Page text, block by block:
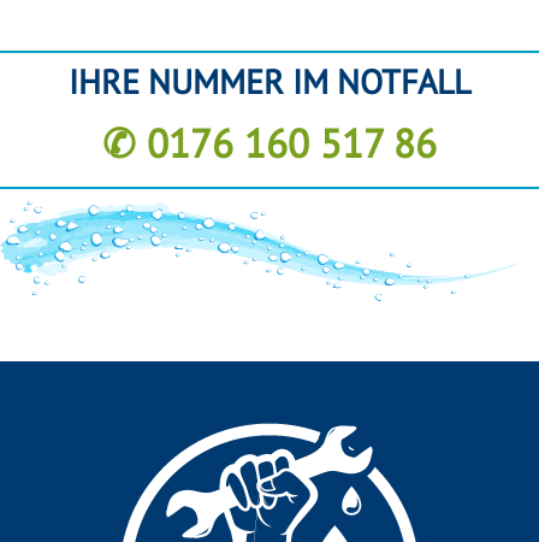
IHRE NUMMER IM NOTFALL
✆ 0176 160 517 86